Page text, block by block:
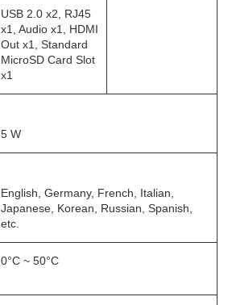
USB 2.0 x2, RJ45
x1, Audio x1, HDMI
Out x1, Standard
MicroSD Card Slot
x1
5 W
English, Germany, French, Italian,
Japanese, Korean, Russian, Spanish,
etc.
0°C ~ 50°C